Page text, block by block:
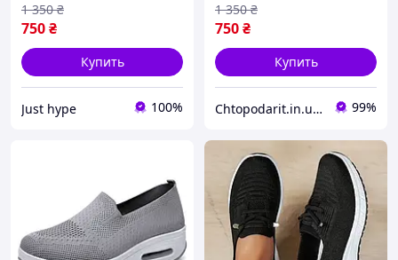
750₴
1 350 ₴
Купить
Just hype 100%
750₴
1 350 ₴
Купить
Chtopodarit.in.ua-інтернет-магазин цікавих подарунків 99%